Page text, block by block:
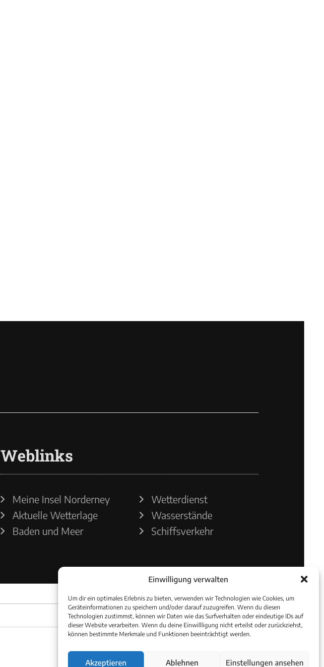
Einwilligung verwalten
Um dir ein optimales Erlebnis zu bieten, verwenden wir Technologien wie Cookies, um
Geräteinformationen zu speichern und/oder darauf zuzugreifen. Wenn du diesen
Technologien zustimmst, können wir Daten wie das Surfverhalten oder eindeutige IDs auf
dieser Website verarbeiten. Wenn du deine Einwillligung nicht erteilst oder zurückziehst,
können bestimmte Merkmale und Funktionen beeinträchtigt werden.
Akzeptieren Ablehnen Einstellungen ansehen
Weblinks
Meine Insel Norderney
Aktuelle Wetterlage
Baden und Meer
Wetterdienst
Wasserstände
Schiffsverkehr